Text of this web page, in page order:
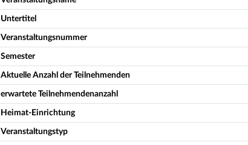
Untertitel
Veranstaltungsnummer
Semester
Aktuelle Anzahl der Teilnehmenden
erwartete Teilnehmendenanzahl
Heimat-Einrichtung
Veranstaltungstyp